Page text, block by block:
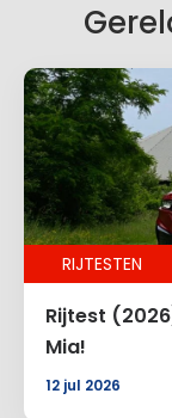
RIJTESTEN
Rijtest
Mia!
12 jul 2026